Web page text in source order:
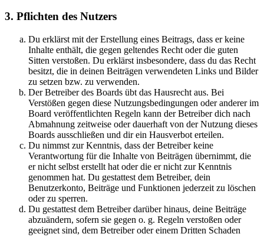
3. Pflichten des Nutzers
Du erklärst mit der Erstellung eines Beitrags, dass er keine
Inhalte enthält, die gegen geltendes Recht oder die guten
Sitten verstoßen. Du erklärst insbesondere, dass du das Recht
besitzt, die in deinen Beiträgen verwendeten Links und Bilder
zu setzen bzw. zu verwenden.
Der Betreiber des Boards übt das Hausrecht aus. Bei
Verstößen gegen diese Nutzungsbedingungen oder anderer im
Board veröffentlichten Regeln kann der Betreiber dich nach
Abmahnung zeitweise oder dauerhaft von der Nutzung dieses
Boards ausschließen und dir ein Hausverbot erteilen.
Du nimmst zur Kenntnis, dass der Betreiber keine
Verantwortung für die Inhalte von Beiträgen übernimmt, die
er nicht selbst erstellt hat oder die er nicht zur Kenntnis
genommen hat. Du gestattest dem Betreiber, dein
Benutzerkonto, Beiträge und Funktionen jederzeit zu löschen
oder zu sperren.
Du gestattest dem Betreiber darüber hinaus, deine Beiträge
abzuändern, sofern sie gegen o. g. Regeln verstoßen oder
geeignet sind, dem Betreiber oder einem Dritten Schaden